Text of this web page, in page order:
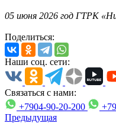
05 июня 2026 год ГТРК
Поделиться:
Наши соц. сети:
Связаться с нами:
+7904-90-20-200
Предыдущая